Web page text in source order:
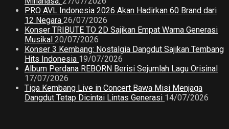
PRO AVL Indonesia 2026 Akan Hadirkan 60 Brand dari
12 Negara 26/07/2026
Konser TRIBUTE TO 2D Sajikan Empat Warna Generasi
Musikal 20/07/2026
Konser 3 Kembang: Nostalgia Dangdut Sajikan Tembang
Hits Indonesia 19/07/2026
Album Perdana REBORN Berisi Sejumlah Lagu Orisinal
17/07/2026
Tiga Kembang Live in Concert Bawa Misi Menjaga
Dangdut Tetap Dicintai Lintas Generasi 14/07/2026